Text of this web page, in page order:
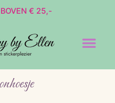
BOVEN € 25,-